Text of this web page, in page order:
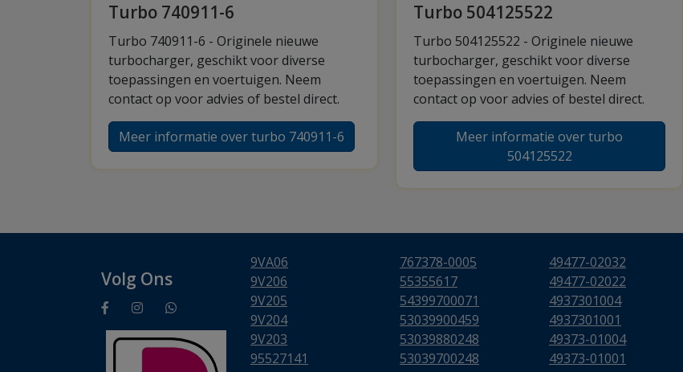
Turbo 740911-6
Turbo 740911-6 - Originele nieuwe
turbocharger, geschikt voor diverse
toepassingen en voertuigen. Neem
contact op voor advies of bestel direct.
Meer informatie over turbo 740911-6
Turbo 504125522
Turbo 504125522 - Originele nieuwe
turbocharger, geschikt voor diverse
toepassingen en voertuigen. Neem
contact op voor advies of bestel direct.
Meer informatie over turbo
504125522
Volg Ons
9VA06
9V206
9V205
9V204
9V203
95527141
767378-0005
55355617
54399700071
53039900459
53039880248
53039700248
49477-02032
49477-02022
4937301004
4937301001
49373-01004
49373-01001